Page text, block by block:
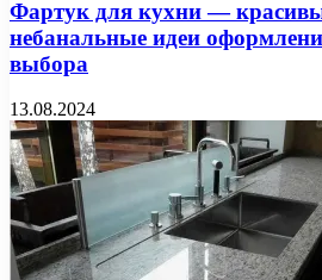
Фартук для кухни —
небанальные идеи
выбора
13.08.2024